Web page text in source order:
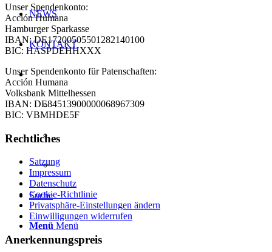
NEWS
KONTAKT
Suche
Menü Menü
Unser Spendenkonto:
Acción Humana
Hamburger Sparkasse
IBAN: DE17200505501282140100
BIC: HASPDEHHXXX
Unser Spendenkonto für Patenschaften:
Acción Humana
Volksbank Mittelhessen
IBAN: DE84513900000068967309
BIC: VBMHDE5F
Rechtliches
Satzung
Impressum
Datenschutz
Cookie-Richtlinie
Privatsphäre-Einstellungen ändern
Einwilligungen widerrufen
Anerkennungspreis